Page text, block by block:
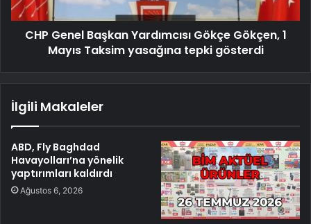
CHP Genel Başkan Yardımcısı Gökçe Gökçen, 1
Mayıs Taksim yasağına tepki gösterdi
İlgili Makaleler
ABD, Fly Baghdad
Havayolları’na yönelik
yaptırımları kaldırdı
Ağustos 6, 2026